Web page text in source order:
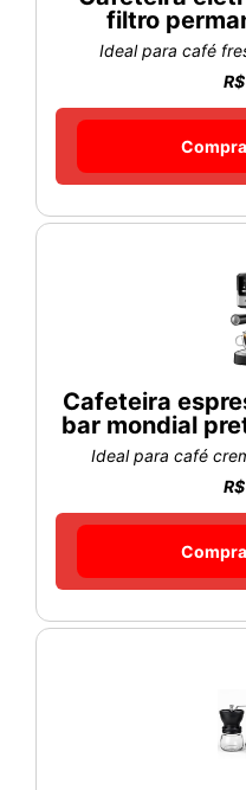
filtro
Ideal para café
Cafeteira
bar mondial
Ideal para café